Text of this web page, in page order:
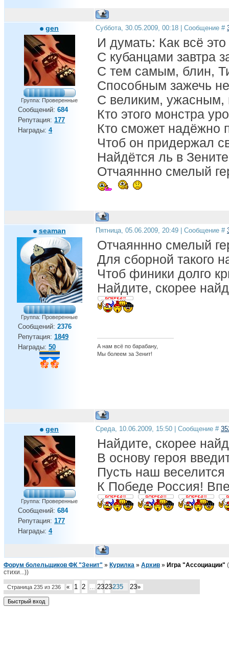
gen
Группа: Проверенные
Сообщений: 684
Репутация: 177
Награды: 4
Суббота, 30.05.2009, 00:18 | Сообщение #
И думать: Как всё
С кубанцами завтра
С тем самым, блин,
Способным зажечь
С великим, ужасным,
Кто этого монстра
Кто сможет надёжно
Чтоб он придержал
Найдётся ль в
Отчаяннно смелый
seaman
Группа: Проверенные
Сообщений: 2376
Репутация: 1849
Награды: 50
Пятница, 05.06.2009, 20:49 | Сообщение #
Отчаяннно смелый
Для сборной такого
Чтоб финики долго
Найдите, скорее
А нам всё по барабану,
Мы болеем за Зенит!
gen
Группа: Проверенные
Сообщений: 684
Репутация: 177
Награды: 4
Среда, 10.06.2009, 15:50 | Сообщение #
Найдите, скорее
В основу героя
Пусть наш веселится
К Победе Россия!
Форум болельщиков ФК "Зенит" » Курилка » Архив » Игра "Ассоциации"
стихи...))
Страница 235 из 236 « 1 2 233234235 236
»